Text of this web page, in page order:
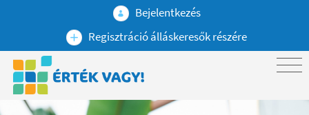
Bejelentkezés
Regisztráció álláskeresők részére